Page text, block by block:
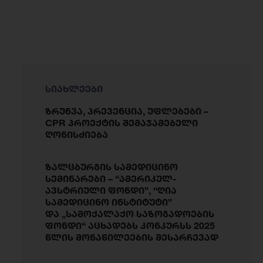
სიახლეები
ზრუნვა, პრევენცია, უფლებები –
CPR პროექტის შემაჯამებელი
ღონისძიება
ზალცბურგის სამედიცინო
სემინარები – “ამერიკულ-
ავსტრიული ფონდი”, “ღია
სამედიცინო ინსტიტუტი”
და „სამოქალაქო საზოგადოების
ფონდი“ აცხადებს კონკურსს 2025
წლის მონაწილეების შესარჩევად